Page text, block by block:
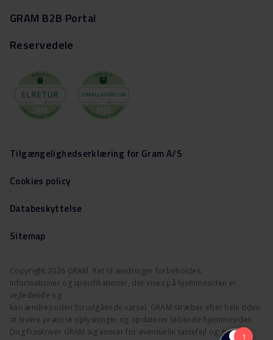
GRAM B2B Portal
Reservedele
Copyright 2026 GRAM. Ret til ændringer forbeholdes.
Informationer og specifikationer, der vises på hjemmesiden er
vejledende og
kan ændres uden forudgående varsel. GRAM stræber efter hele tiden
at levere præcise oplysninger og opdaterer løbende hjemmesiden.
Dog fraskriver GRAM sig ansvar for eventuelle tastefejl og gør
Tilgængelighedserklæring for Gram A/S
Cookies policy
Databeskyttelse
Sitemap